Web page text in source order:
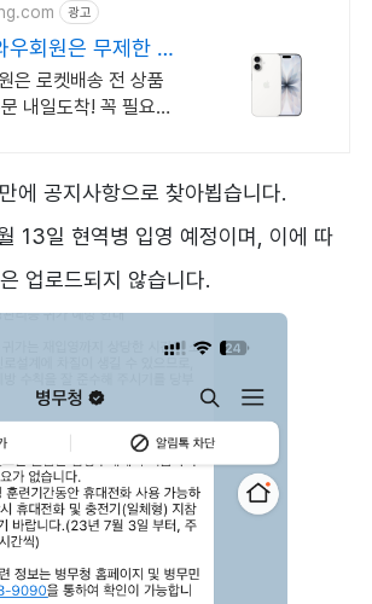
광고
우회원은 무제한 무
은 로켓배송 전 상품
내일도착! 꼭 필요한
에 공지사항으로 찾아뵙습니다.
13일 현역병 입영 예정이며, 이에 따
업로드되지 않습니다.